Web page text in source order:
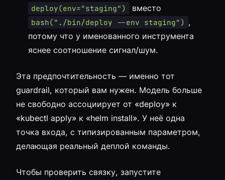
deploy(env="staging") вместо
bash("./bin/deploy --env staging") ,
потому что у именованного инструмента
яснее соотношение сигнал/шум.
Эта предпочтительность — именно тот
guardrail, который вам нужен. Модель больше
не свободно ассоциирует от «deploy» к
«kubectl apply» к «helm install». У неё одна
точка входа, с типизированным параметром,
делающая реальный деплой команды.
Чтобы проверить связку, запустите